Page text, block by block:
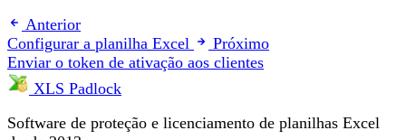
Anterior
Configurar a planilha Excel
Próximo
Enviar o token de ativação aos clientes
XLS Padlock
Software de proteção e licenciamento de planilhas Excel